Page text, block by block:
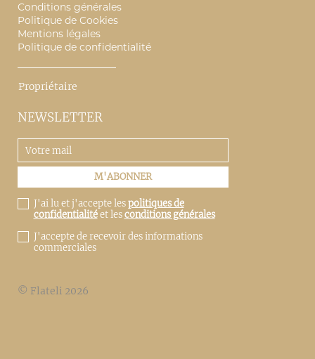
Conditions générales
Politique de Cookies
Mentions légales
Politique de confidentialité
Propriétaire
NEWSLETTER
J'ai lu et j'accepte lespolitiques de
confidentialitéet lesconditions générales
J'accepte de recevoir des informations
commerciales
© Flateli 2026